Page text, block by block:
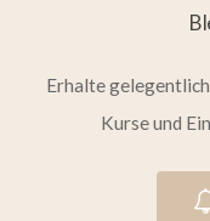
Erhalte
Kurse und